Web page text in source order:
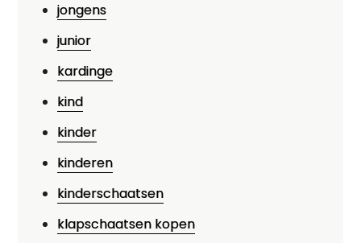
jongens
junior
kardinge
kind
kinder
kinderen
kinderschaatsen
klapschaatsen kopen